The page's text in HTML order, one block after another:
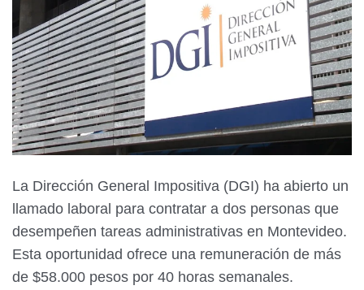
La Dirección General Impositiva (DGI) ha abierto un
llamado laboral para contratar a dos personas que
desempeñen tareas administrativas en Montevideo.
Esta oportunidad ofrece una remuneración de más
de $58.000 pesos por 40 horas semanales.